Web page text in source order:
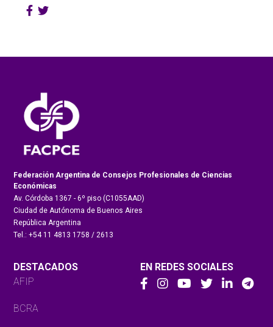
Federación Argentina de Consejos Profesionales de Ciencias
Económicas
Av. Córdoba 1367 - 6º piso (C1055AAD)
Ciudad de Autónoma de Buenos Aires
República Argentina
Tel.: +54 11 4813 1758 / 2613
DESTACADOS
AFIP
BCRA
EN REDES SOCIALES